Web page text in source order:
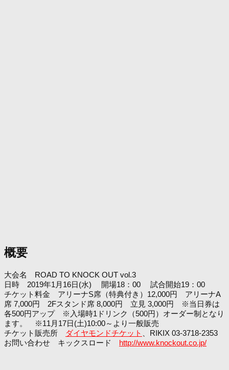
概要
大会名 ROAD TO KNOCK OUT vol.3
日時 2019年1月16日(水) 開場18：00 試合開始19：00
チケット料金 アリーナS席（特典付き）12,000円 アリーナA
席 7,000円 2Fスタンド席 8,000円 立見 3,000円 ※当日券は
各500円アップ ※入場時1ドリンク（500円）オーダー制となり
ます。 ※11月17日(土)10:00～より一般販売
チケット販売所
ダイヤモンドチケット
、RIKIX 03-3718-2353
お問い合わせ キックスロード http://www.knockout.co.jp/